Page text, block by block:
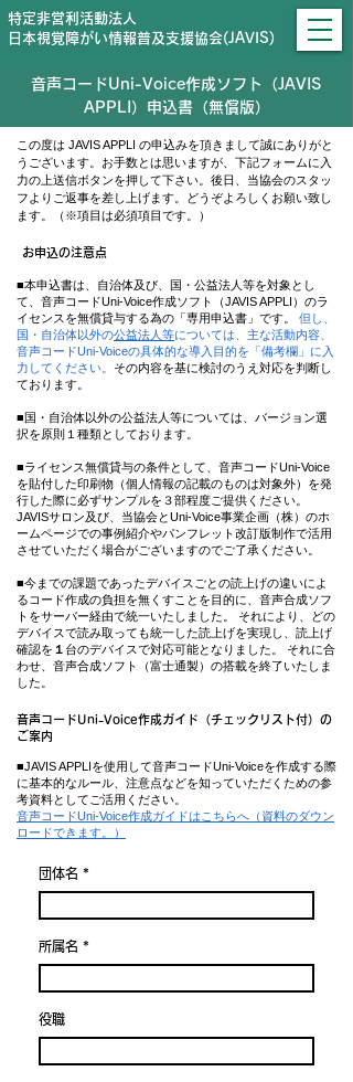
特定非営利活動法人
日本視覚障がい情報普及支援協会(JAVIS)
音声コードUni-Voice作成ソフト（JAVIS
APPLI）申込書（無償版）
この度は JAVIS APPLI の申込みを頂きまして誠にありがと
うございます。お手数とは思いますが、下記フォームに入
力の上送信ボタンを押して下さい。後日、当協会のスタッ
フよりご返事を差し上げます。どうぞよろしくお願い致し
ます。（※項目は必須項目です。）
お申込の注意点
■本申込書は、自治体及び、 国・公益法人等を対象とし
て、音声コードUni-Voice作成ソフト（JAVIS APPLI）のラ
イセンスを無償貸与する為の「専用申込書」です。 但し、
国・自治体以外の公益法人等については、 主な活動内容、
音声コードUni-Voiceの具体的な導入目的を「備考欄」に入
力してください。 その内容を基に検討のうえ対応を判断し
ております。
■ 国・自治体以外の公益法人等については、バージョン選
択を原則１種類としております。
■ライセンス無償貸与の条件として、音声コードUni-Voice
を貼付した印刷物 （個人情報の記載のものは対象外）を発
行した際に必ずサンプルを３部程度ご提供ください。
JAVISサロン及び、当協会とUni-Voice事業企画（株）のホ
ームページでの事例紹介やパンフレット改訂版制作で活用
させていただく場合がございますのでご了承ください。
■今までの課題であったデバイスごとの読上げの違いによ
るコード作成の負担を無くすことを目的に、音声合成ソフ
トをサーバー経由で統一いたしました。 それにより、どの
デバイスで読み取っても統一した読上げを実現し、読上げ
確認を １ 台のデバイスで対応可能となりました。 それに合
わせ、音声合成ソフト（富士通製）の搭載を終了いたしま
した。
​音声コードUni-Voice作成ガイド（チェックリスト付）の
ご案内
■JAVIS APPLIを使用して音声コードUni-Voiceを作成する際
に基本的なルール、注意点などを知っていただくための参
考資料としてご活用ください。
音声コードUni-Voice作成ガイドはこちらへ（資料のダウン
ロードできます。）
団体名
所属名
役職